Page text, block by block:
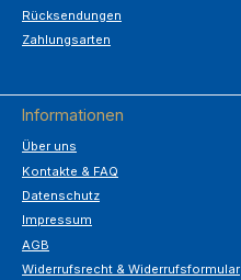
Rücksendungen
Zahlungsarten
Informationen
Über uns
Kontakte & FAQ
Datenschutz
Impressum
AGB
Widerrufsrecht & Widerrufsformular